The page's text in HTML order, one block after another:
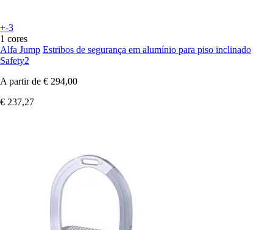
+-3
1 cores
Alfa Jump Estribos de segurança em alumínio para piso inclinado
Safety2
A partir de € 294,00
€ 237,27